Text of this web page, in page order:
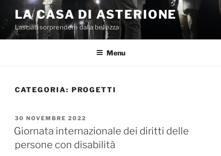
contenuto
LA CASA DI ASTERIONE
Lasciati sorprendere dalla bellezza
Menu
CATEGORIA: PROGETTI
PUBBLICATO
IL
30 NOVEMBRE 2022
Giornata internazionale dei diritti delle
persone con disabilità